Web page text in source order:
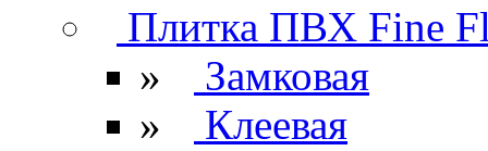
Плитка ПВХ Fine
»
Замковая
»
Клеевая